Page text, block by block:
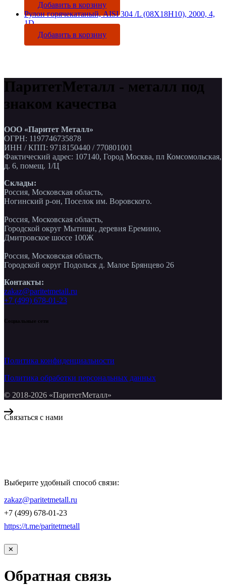
Добавить в корзину
Рулон горячекатаный, AISI 304 /L (08Х18Н10), 2000, 4,
1D
Добавить в корзину
ПаритетМеталл - металл под
знаком качества
ООО «Паритет Металл»
ОГРН: 1197746735878
ИНН / КПП: 9718150440 / 770801001
Фактический адрес: 107140, Город Москва, пл Комсомольская,
д. 6, помещ. 1/Ц
Склады:
Россия, Московская область,
Ногинский р-он, Поселок им. Воровского.
Россия, Московская область,
Городской округ Мытищи, деревня Еремино,
Дмитровское шоссе 100Ж
Россия, Московская область,
Городской округ Подольск д. Малое Брянцево 26
Контакты:
zakaz@paritetmetall.ru
+7 (499) 678-01-23
Социальные сети
Политика конфиденциальности
Политика обработки персональных данных
© 2018-2026 «ПаритетМеталл»
Связаться с нами
Выберите удобный способ связи:
zakaz@paritetmetall.ru
+7 (499) 678-01-23
https://t.me/paritetmetall
✕
Обратная связь